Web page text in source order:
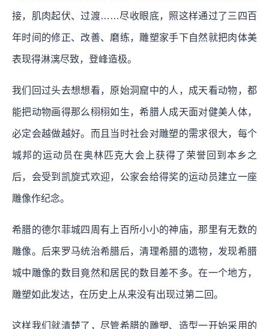
接，肌肉起伏、过渡……尽收眼底，照这样通过了三四百
年时间的修正、改善、磨练，雕塑家手下自然就把肉体美
表现得淋漓尽致，登峰造极。
我们回过头去想想看，原始洞窟中的人，成天看动物，都
能把动物画得那么栩栩如生，希腊人成天面对健美人体，
必定会越做越好。而且当时社会对雕塑的需求很大，每个
城邦的运动员在奥林匹克大会上获得了荣誉回到本乡之
后，会受到凯旋式欢迎，公家会给得奖的运动员建立一座
雕像作纪念。
希腊的德尔菲城四周有上百所小小的神庙，那里有无数的
雕像。后来罗马统治希腊后，清理希腊的遗物，发现希腊
城中雕像的数目竟然和居民的数目差不多。在一个地方，
雕塑如此发达，在历史上从来没有出现过第二回。
这样我们就清楚了，尽管希腊的雕塑、造型一开始采用的